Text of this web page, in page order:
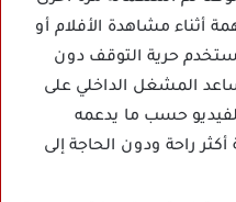
أثناء مشاهدة الأفلام أو
حرية التوقف دون
المشغل الداخلي على
حسب ما يدعمه
راحة ودون الحاجة إلى